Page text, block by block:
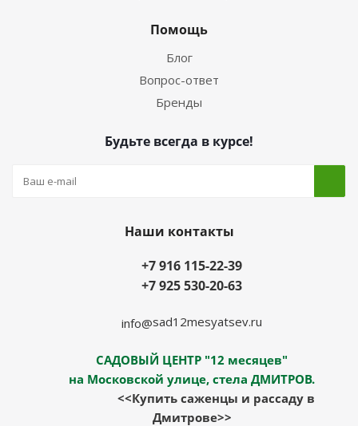
Помощь
Блог
Вопрос-ответ
Бренды
Будьте всегда в курсе!
Наши контакты
+7 916 115-22-39
+7 925 530-20-63
info@sad12mesyatsev.ru
САДОВЫЙ ЦЕНТР "12 месяцев"
на Московской улице, стела ДМИТРОВ.
<<Купить саженцы и рассаду в
Дмитрове>>